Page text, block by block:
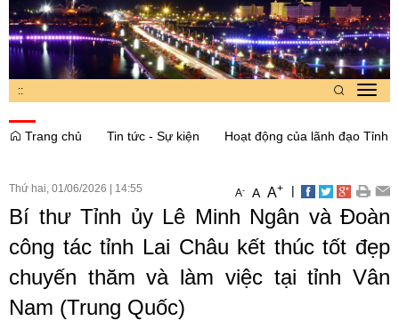
::
Trang chủ
Tin tức - Sự kiện Hoạt động của lãnh đạo Tỉnh
Thứ hai, 01/06/2026 14:55 A- A A+ |
Bí thư Tỉnh ủy Lê Minh Ngân và Đoàn
công tác tỉnh Lai Châu kết thúc tốt đẹp
chuyến thăm và làm việc tại tỉnh Vân
Nam (Trung Quốc)